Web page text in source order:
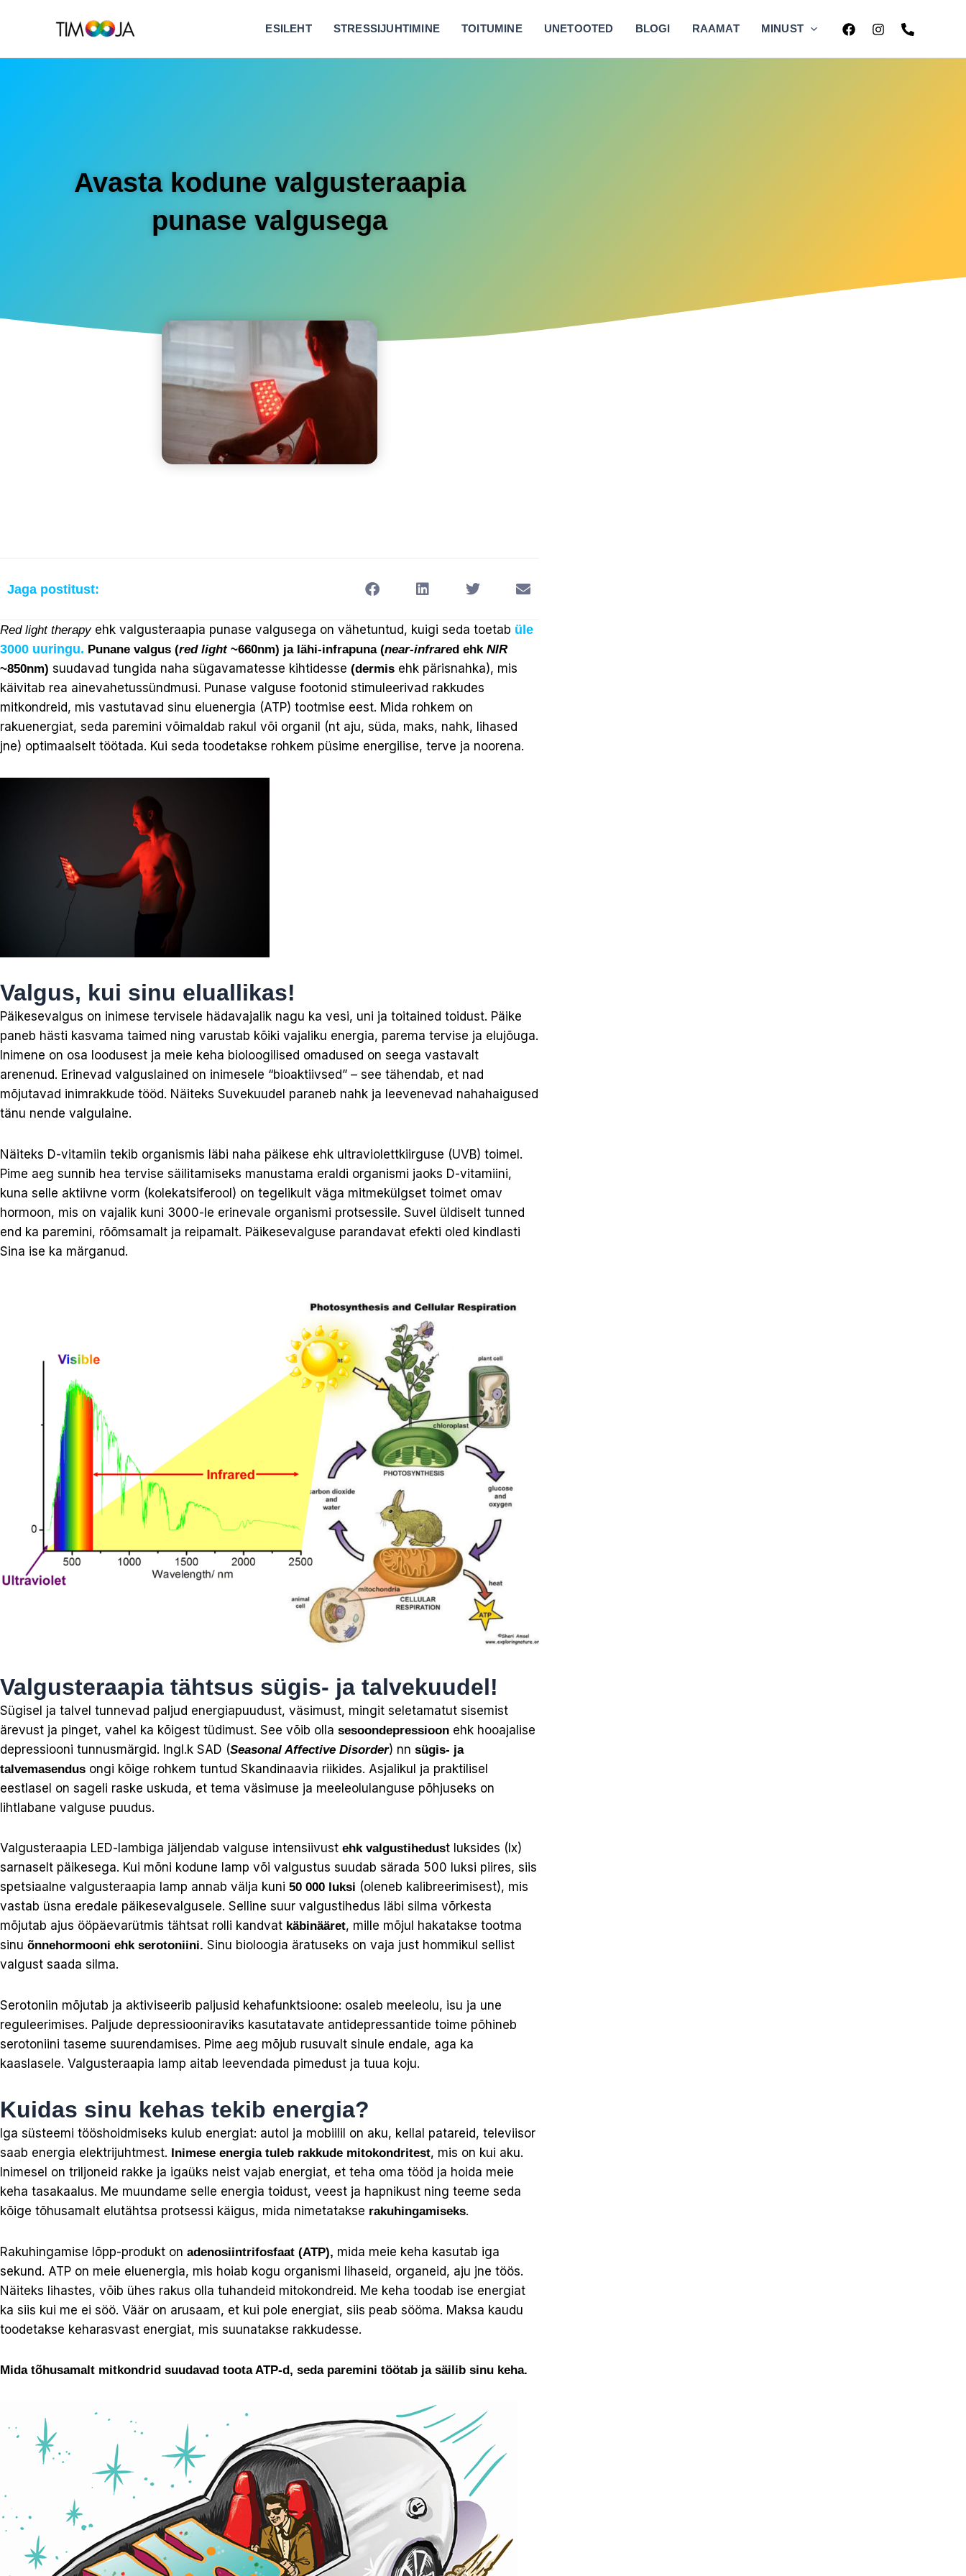
ESILEHT STRESSIJUHTIMINE TOITUMINE UNETOOTED BLOGI RAAMAT MINUST
Avasta kodune valgusteraapia
punase valgusega
Jaga postitust:
Red light therapyehk valgusteraapia punase valgusega on vähetuntud, kuigi seda toetab üle
3000 uuringu. Punane valgus (red light~660nm) ja lähi-infrapuna (near-infrared ehk NIR
~850nm) suudavad tungida naha sügavamatesse kihtidesse (dermis ehk pärisnahka), mis
käivitab rea ainevahetussündmusi. Punase valguse footonid stimuleerivad rakkudes
mitkondreid, mis vastutavad sinu eluenergia (ATP) tootmise eest. Mida rohkem on
rakuenergiat, seda paremini võimaldab rakul või organil (nt aju, süda, maks, nahk, lihased
jne) optimaalselt töötada. Kui seda toodetakse rohkem püsime energilise, terve ja noorena.
Valgus, kui sinu eluallikas!
Päikesevalgus on inimese tervisele hädavajalik nagu ka vesi, uni ja toitained toidust. Päike
paneb hästi kasvama taimed ning varustab kõiki vajaliku energia, parema tervise ja elujõuga.
Inimene on osa loodusest ja meie keha bioloogilised omadused on seega vastavalt
arenenud. Erinevad valguslained on inimesele “bioaktiivsed” – see tähendab, et nad
mõjutavad inimrakkude tööd. Näiteks Suvekuudel paraneb nahk ja leevenevad nahahaigused
tänu nende valgulaine.
Näiteks D-vitamiin tekib organismis läbi naha päikese ehk ultraviolettkiirguse (UVB) toimel.
Pime aeg sunnib hea tervise säilitamiseks manustama eraldi organismi jaoks D-vitamiini,
kuna selle aktiivne vorm (kolekatsiferool) on tegelikult väga mitmekülgset toimet omav
hormoon, mis on vajalik kuni 3000-le erinevale organismi protsessile. Suvel üldiselt tunned
end ka paremini, rõõmsamalt ja reipamalt. Päikesevalguse parandavat efekti oled kindlasti
Sina ise ka märganud.
Valgusteraapia tähtsus sügis- ja talvekuudel!
Sügisel ja talvel tunnevad paljud energiapuudust, väsimust, mingit seletamatut sisemist
ärevust ja pinget, vahel ka kõigest tüdimust. See võib olla sesoondepressioon ehk hooajalise
depressiooni tunnusmärgid. Ingl.k SAD (Seasonal Affective Disorder) nn sügis- ja
talvemasendus ongi kõige rohkem tuntud Skandinaavia riikides. Asjalikul ja praktilisel
eestlasel on sageli raske uskuda, et tema väsimuse ja meeleolulanguse põhjuseks on
lihtlabane valguse puudus.
Valgusteraapia LED-lambiga jäljendab valguse intensiivust ehk valgustihedust luksides (lx)
sarnaselt päikesega. Kui mõni kodune lamp või valgustus suudab särada 500 luksi piires, siis
spetsiaalne valgusteraapia lamp annab välja kuni 50 000 luksi (oleneb kalibreerimisest), mis
vastab üsna eredale päikesevalgusele. Selline suur valgustihedus läbi silma võrkesta
mõjutab ajus ööpäevarütmis tähtsat rolli kandvat käbinääret, mille mõjul hakatakse tootma
sinu õnnehormooni ehk serotoniini. Sinu bioloogia äratuseks on vaja just hommikul sellist
valgust saada silma.
Serotoniin mõjutab ja aktiviseerib paljusid kehafunktsioone: osaleb meeleolu, isu ja une
reguleerimises. Paljude depressiooniraviks kasutatavate antidepressantide toime põhineb
serotoniini taseme suurendamises. Pime aeg mõjub rusuvalt sinule endale, aga ka
kaaslasele. Valgusteraapia lamp aitab leevendada pimedust ja tuua koju.
Kuidas sinu kehas tekib energia?
Iga süsteemi tööshoidmiseks kulub energiat: autol ja mobiilil on aku, kellal patareid, televiisor
saab energia elektrijuhtmest. Inimese energia tuleb rakkude mitokondritest, mis on kui aku.
Inimesel on triljoneid rakke ja igaüks neist vajab energiat, et teha oma tööd ja hoida meie
keha tasakaalus. Me muundame selle energia toidust, veest ja hapnikust ning teeme seda
kõige tõhusamalt elutähtsa protsessi käigus, mida nimetatakse rakuhingamiseks.
Rakuhingamise lõpp-produkt on adenosiintrifosfaat (ATP), mida meie keha kasutab iga
sekund. ATP on meie eluenergia, mis hoiab kogu organismi lihaseid, organeid, aju jne töös.
Näiteks lihastes, võib ühes rakus olla tuhandeid mitokondreid. Me keha toodab ise energiat
ka siis kui me ei söö. Väär on arusaam, et kui pole energiat, siis peab sööma. Maksa kaudu
toodetakse keharasvast energiat, mis suunatakse rakkudesse.
Mida tõhusamalt mitkondrid suudavad toota ATP-d, seda paremini töötab ja säilib sinu keha.